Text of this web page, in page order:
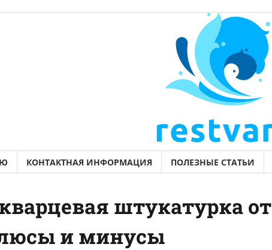
КОНТАКТНАЯ ИНФОРМАЦИЯ ПОЛЕЗНЫЕ СТАТЬИ
штукатурка от
и минусы